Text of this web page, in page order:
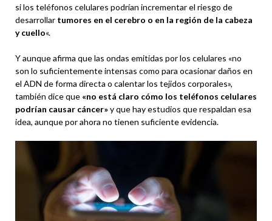
si los teléfonos celulares podrían incrementar el riesgo de
desarrollar tumores en el cerebro o en la región de la cabeza
y cuello«.
Y aunque afirma que las ondas emitidas por los celulares «no
son lo suficientemente intensas como para ocasionar daños en
el ADN de forma directa o calentar los tejidos corporales»,
también dice que «no está claro cómo los teléfonos celulares
podrían causar cáncer»y que hay estudios que respaldan esa
idea, aunque por ahora no tienen suficiente evidencia.